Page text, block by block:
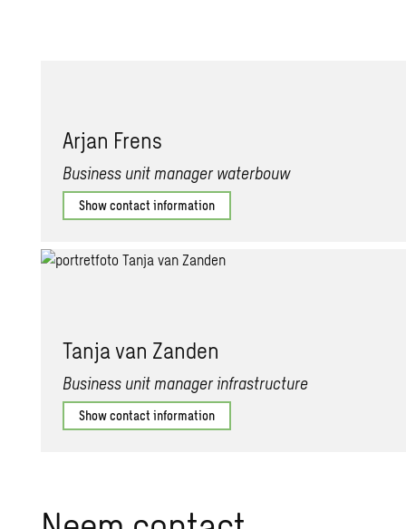
Arjan Frens
Business unit manager waterbouw
Show contact information
Tanja van Zan­den
Business unit manager infrastructure
Show contact information